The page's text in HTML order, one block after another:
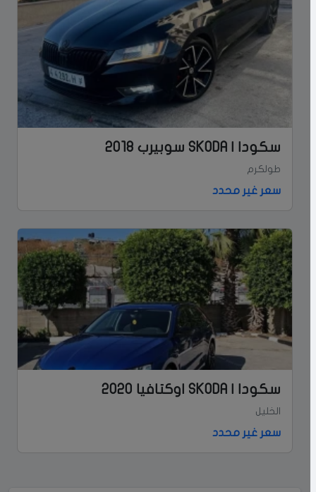
سكودا | SKODA سوبيرب 2018
طولكرم
سعر غير محدد
سكودا | SKODA اوكتافيا 2020
الخليل
سعر غير محدد